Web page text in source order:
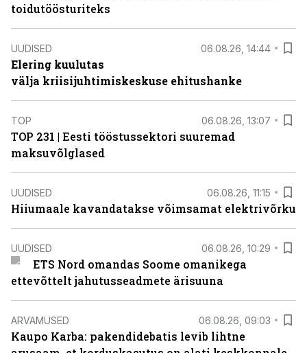
toidutöösturiteks
UUDISED 06.08.26, 14:44
Elering kuulutas
välja kriisijuhtimiskeskuse ehitushanke
TOP 06.08.26, 13:07
TOP 231 | Eesti tööstussektori suuremad
maksuvõlglased
UUDISED 06.08.26, 11:15
Hiiumaale kavandatakse võimsamat elektrivõrku
UUDISED 06.08.26, 10:29
ETS Nord omandas Soome omanikega
ettevõttelt jahutusseadmete ärisuuna
ARVAMUSED 06.08.26, 09:03
Kaupo Karba: pakendidebatis levib lihtne